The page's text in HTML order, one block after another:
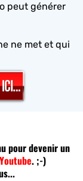
peut générer
ne met et qui
pour devenir un
. ;-)